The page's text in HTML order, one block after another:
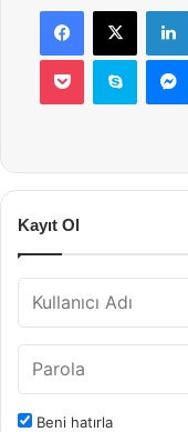
Facebook
X
Pocket Skype
Kayıt Ol
Beni hatırla